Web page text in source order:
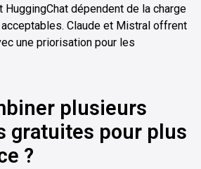
HuggingChat dépendent de la charge
Claude et Mistral offrent
une priorisation pour les
plusieurs
gratuites pour plus
?